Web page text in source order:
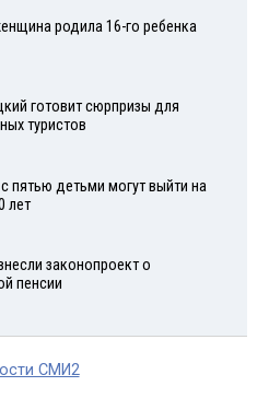
родила 16-го ребенка
готовит сюрпризы для
туристов
пятью детьми могут выйти на
лет
законопроект о
пенсии
СМИ2